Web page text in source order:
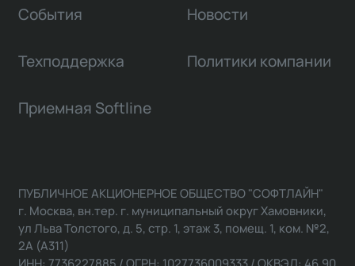
События Новости
Техподдержка Политики компании
Приемная Softline
ПУБЛИЧНОЕ АКЦИОНЕРНОЕ ОБЩЕСТВО "СОФТЛАЙН"
г. Москва, вн.тер. г. муниципальный округ Хамовники,
ул Льва Толстого, д. 5, стр. 1, этаж 3, помещ. 1, ком. №2,
2А (А311)